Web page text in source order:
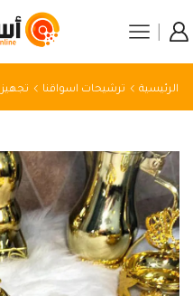
الرئيسية ترشيحات اسواقنا